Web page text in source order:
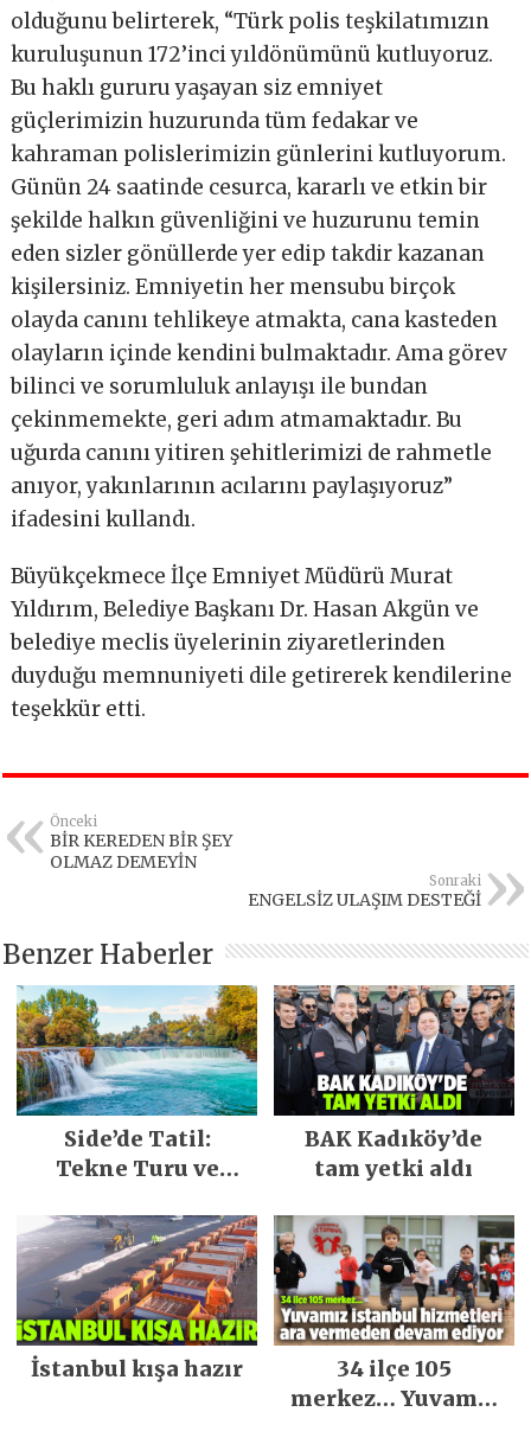
olduğunu belirterek, “Türk polis teşkilatımızın
kuruluşunun 172’inci yıldönümünü kutluyoruz.
Bu haklı gururu yaşayan siz emniyet
güçlerimizin huzurunda tüm fedakar ve
kahraman polislerimizin günlerini kutluyorum.
Günün 24 saatinde cesurca, kararlı ve etkin bir
şekilde halkın güvenliğini ve huzurunu temin
eden sizler gönüllerde yer edip takdir kazanan
kişilersiniz. Emniyetin her mensubu birçok
olayda canını tehlikeye atmakta, cana kasteden
olayların içinde kendini bulmaktadır. Ama görev
bilinci ve sorumluluk anlayışı ile bundan
çekinmemekte, geri adım atmamaktadır. Bu
uğurda canını yitiren şehitlerimizi de rahmetle
anıyor, yakınlarının acılarını paylaşıyoruz”
ifadesini kullandı.
Büyükçekmece İlçe Emniyet Müdürü Murat
Yıldırım, Belediye Başkanı Dr. Hasan Akgün ve
belediye meclis üyelerinin ziyaretlerinden
duyduğu memnuniyeti dile getirerek kendilerine
teşekkür etti.
Önceki
BİR KEREDEN BİR ŞEY
OLMAZ DEMEYİN
Sonraki
ENGELSİZ ULAŞIM DESTEĞİ
Benzer Haberler
Side’de Tatil:
Tekne Turu ve
BAK Kadıköy’de
tam yetki aldı
İstanbul kışa hazır
34 ilçe 105
merkez… Yuvamız